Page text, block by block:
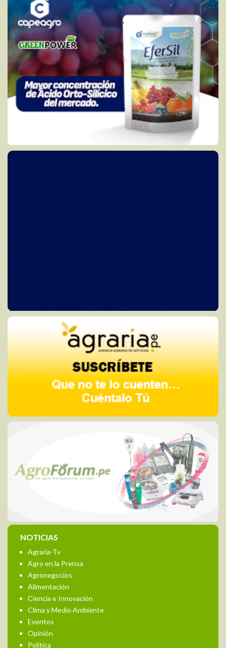
NOTICIAS
Agraria-Tv
Agro en la Prensa
Agronegocios
Alimentación
Ciencia e Innovación
Clima y Medio Ambiente
Eventos
Opinión
Política